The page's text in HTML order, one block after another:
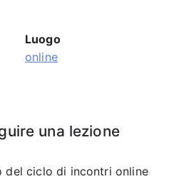
Luogo
online
una lezione
del ciclo di incontri online